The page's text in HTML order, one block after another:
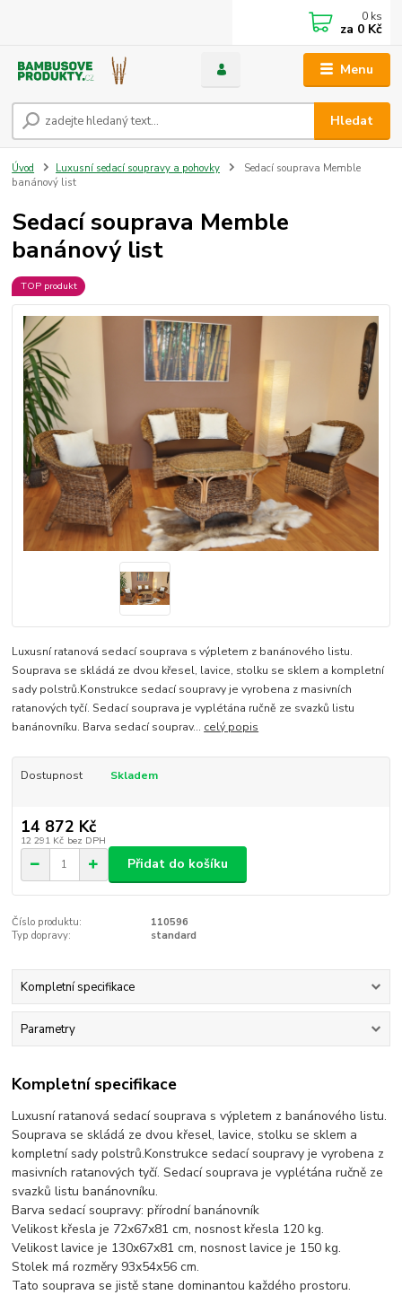
Menu
Hledat
0 ks
za 0 Kč
Úvod Luxusní sedací soupravy a pohovky
Sedací souprava Memble
banánový list
Sedací souprava Memble
banánový list
TOP produkt
Luxusní ratanová sedací souprava s výpletem z banánového listu.
Souprava se skládá ze dvou křesel, lavice, stolku se sklem a kompletní
sady polstrů.Konstrukce sedací soupravy je vyrobena z masivních
ratanových tyčí. Sedací souprava je vyplétána ručně ze svazků listu
banánovníku. Barva sedací souprav... celý popis
Dostupnost Skladem
14 872 Kč
12 291 Kč bez DPH
Přidat do košíku
Číslo produktu:
110596
Typ dopravy:
standard
Kompletní specifikace
Parametry
Kompletní specifikace
Luxusní ratanová sedací souprava s výpletem z banánového listu.
Souprava se skládá ze dvou křesel, lavice, stolku se sklem a
kompletní sady polstrů.Konstrukce sedací soupravy je vyrobena z
masivních ratanových tyčí. Sedací souprava je vyplétána ručně ze
svazků listu banánovníku.
Barva sedací soupravy: přírodní banánovník
Velikost křesla je 72x67x81 cm, nosnost křesla 120 kg.
Velikost lavice je 130x67x81 cm, nosnost lavice je 150 kg.
Stolek má rozměry 93x54x56 cm.
Tato souprava se jistě stane dominantou každého prostoru.